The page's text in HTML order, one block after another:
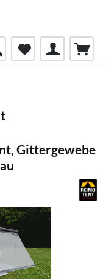
Gittergewebe